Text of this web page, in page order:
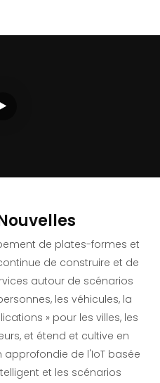
de plates-formes et
de construire et de
autour de scénarios
les véhicules, la
» pour les villes, les
et étend et cultive en
de l'IoT basée
et les scénarios